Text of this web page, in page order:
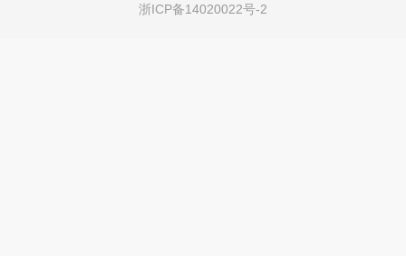
浙ICP备14020022号-2